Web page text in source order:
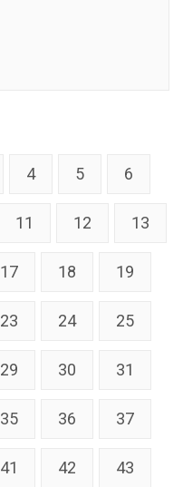
4 5 6
11 12 13
17 18 19
23 24 25
29 30 31
35 36 37
41 42 43